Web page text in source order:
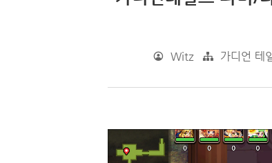
Witz 가디언 테